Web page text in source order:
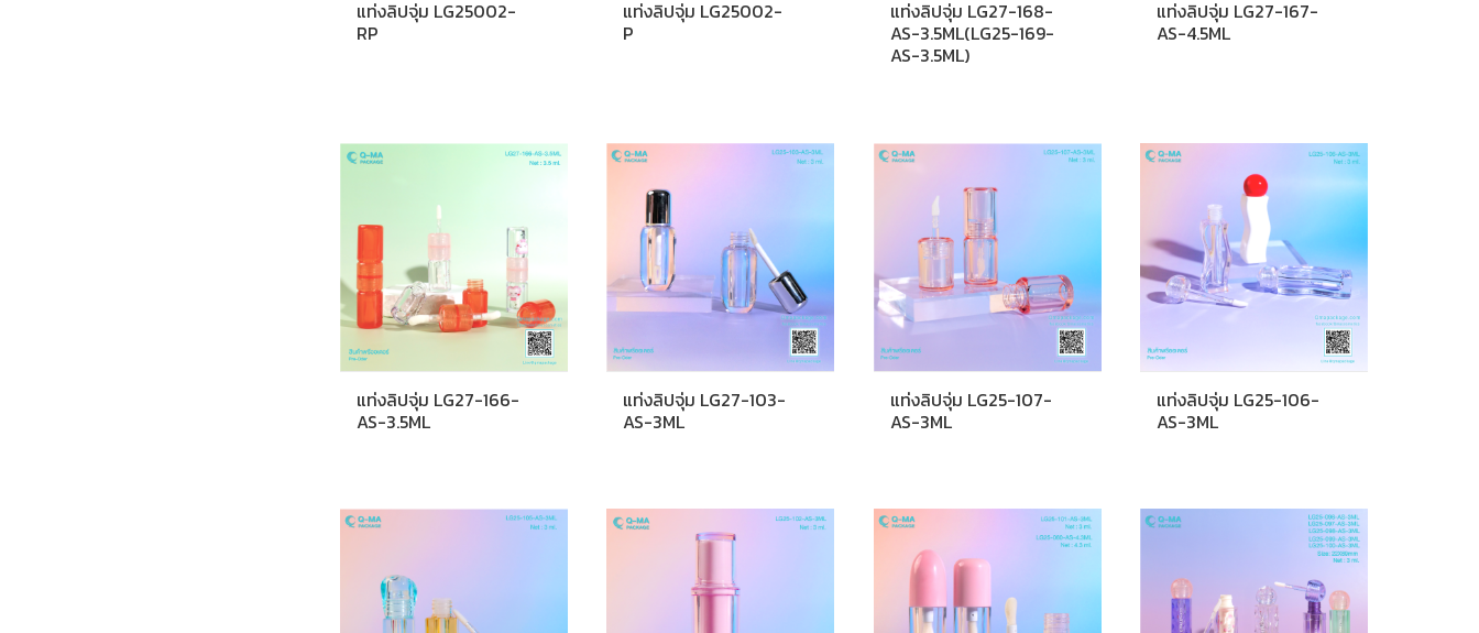
แท่งลิปจุ่ม LG25002-
RP
แท่งลิปจุ่ม LG25002-
P
แท่งลิปจุ่ม LG27-168-
AS-3.5ML(LG25-169-
AS-3.5ML)
แท่งลิปจุ่ม LG27-167-
AS-4.5ML
แท่งลิปจุ่ม LG27-166-
AS-3.5ML
แท่งลิปจุ่ม LG27-103-
AS-3ML
แท่งลิปจุ่ม LG25-107-
AS-3ML
แท่งลิปจุ่ม LG25-106-
AS-3ML